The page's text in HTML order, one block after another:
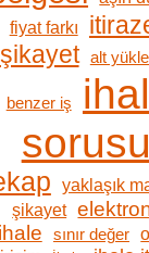
fiyat farkı
şikayet
alt
benzer iş
sorusu
yaklaşık
şikayet
ihale
sınır değer